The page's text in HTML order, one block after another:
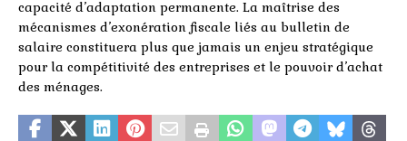
capacité d’adaptation permanente. La maîtrise des
mécanismes d’exonération fiscale liés au bulletin de
salaire constituera plus que jamais un enjeu stratégique
pour la compétitivité des entreprises et le pouvoir d’achat
des ménages.